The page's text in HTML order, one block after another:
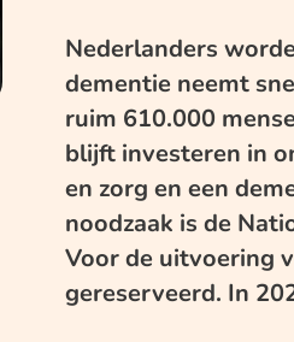
Nederlanders
dementie neemt
ruim 610.000
blijft investeren in
en zorg en een
noodzaak is de
Voor de uitvoering
gereserveerd. In